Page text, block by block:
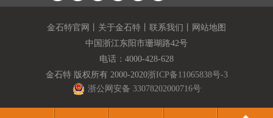
金石特官网 关于金石特 联系我们
网站地图
中国浙江东阳市珊瑚路42号
电话： 4000-428-628
金石特 版权所有 2000-2020浙ICP备11065838号-3
浙公网安备 33078202000716号